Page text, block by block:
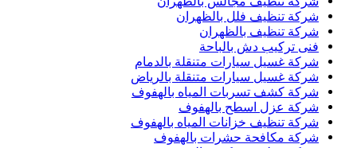
شركة تنظيف فلل بالظهران
شركة تنظيف بالظهران
فنى تركيب دش بالباحة
شركة غسيل سيارات متنقلة بالدمام
شركة غسيل سيارات متنقلة بالرياض
شركة كشف تسربات المياه بالهفوف
شركة عزل اسطح بالهفوف
شركة تنظيف خزانات المياه بالهفوف
شركة مكافحة حشرات بالهفوف